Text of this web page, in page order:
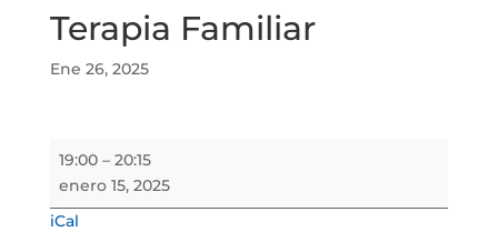
Terapia Familiar
Ene 26, 2025
Terapia
Familiar
19:00 – 20:15
enero 15, 2025
iCal